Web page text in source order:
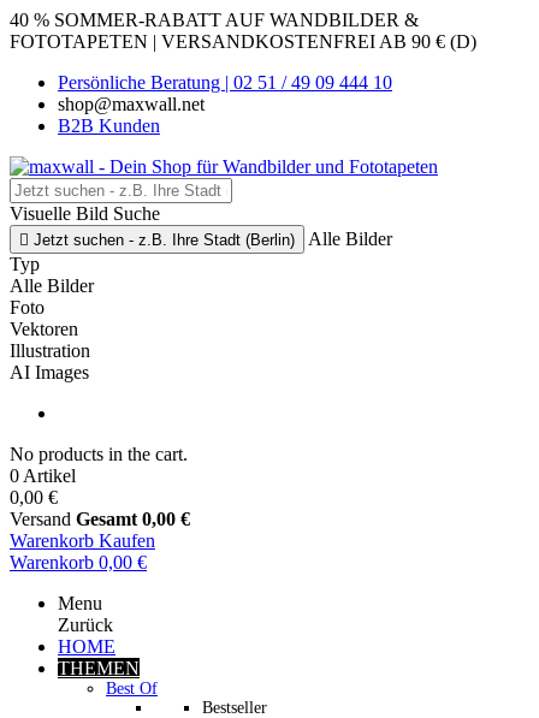
40 % SOMMER-RABATT AUF WANDBILDER &
FOTOTAPETEN | VERSANDKOSTENFREI AB 90 € (D)
Persönliche Beratung | 02 51 / 49 09 444 10
shop@maxwall.net
B2B Kunden
Visuelle Bild Suche
 Jetzt suchen - z.B. Ihre Stadt (Berlin)
Alle Bilder
Typ
Alle Bilder
Foto
Vektoren
Illustration
AI Images
No products in the cart.
0 Artikel
0,00 €
Versand Gesamt 0,00 €
Warenkorb Kaufen
Warenkorb 0,00 €
Menu
Zurück
HOME
THEMEN
Best Of
Bestseller